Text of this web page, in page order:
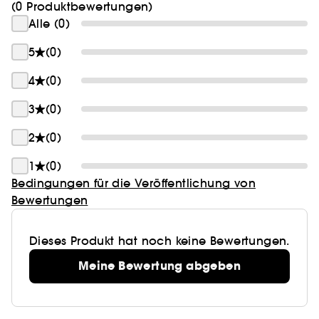
(0 Produktbewertungen)
Alle (0)
5
(0)
4
(0)
3
(0)
2
(0)
1
(0)
Bedingungen für die Veröffentlichung von
Bewertungen
Dieses Produkt hat noch keine Bewertungen.
Meine Bewertung abgeben